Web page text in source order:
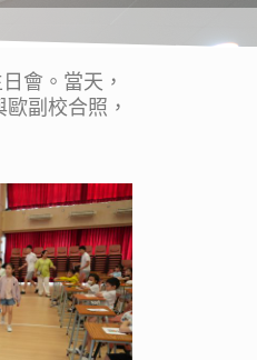
會。當天，
副校合照，